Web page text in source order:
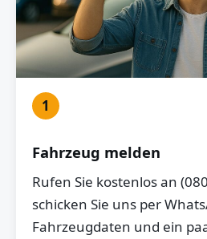
1
Fahrzeug melden
Rufen Sie kostenlos an
schicken Sie uns per
Fahrzeugdaten und ein